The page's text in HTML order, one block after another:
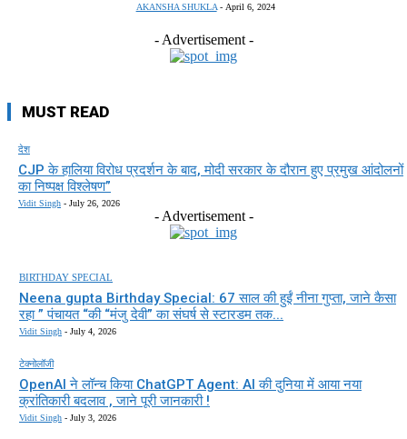
AKANSHA SHUKLA - April 6, 2024
- Advertisement -
MUST READ
देश
CJP के हालिया विरोध प्रदर्शन के बाद, मोदी सरकार के दौरान हुए प्रमुख आंदोलनों
का निष्पक्ष विश्लेषण”
Vidit Singh - July 26, 2026
- Advertisement -
BIRTHDAY SPECIAL
Neena gupta Birthday Special: 67 साल की हुईं नीना गुप्ता, जाने कैसा
रहा ” पंचायत “की “मंजु देवी” का संघर्ष से स्टारडम तक...
Vidit Singh - July 4, 2026
टेक्नोलॉजी
OpenAI ने लॉन्च किया ChatGPT Agent: AI की दुनिया में आया नया
क्रांतिकारी बदलाव , जाने पूरी जानकारी !
Vidit Singh - July 3, 2026